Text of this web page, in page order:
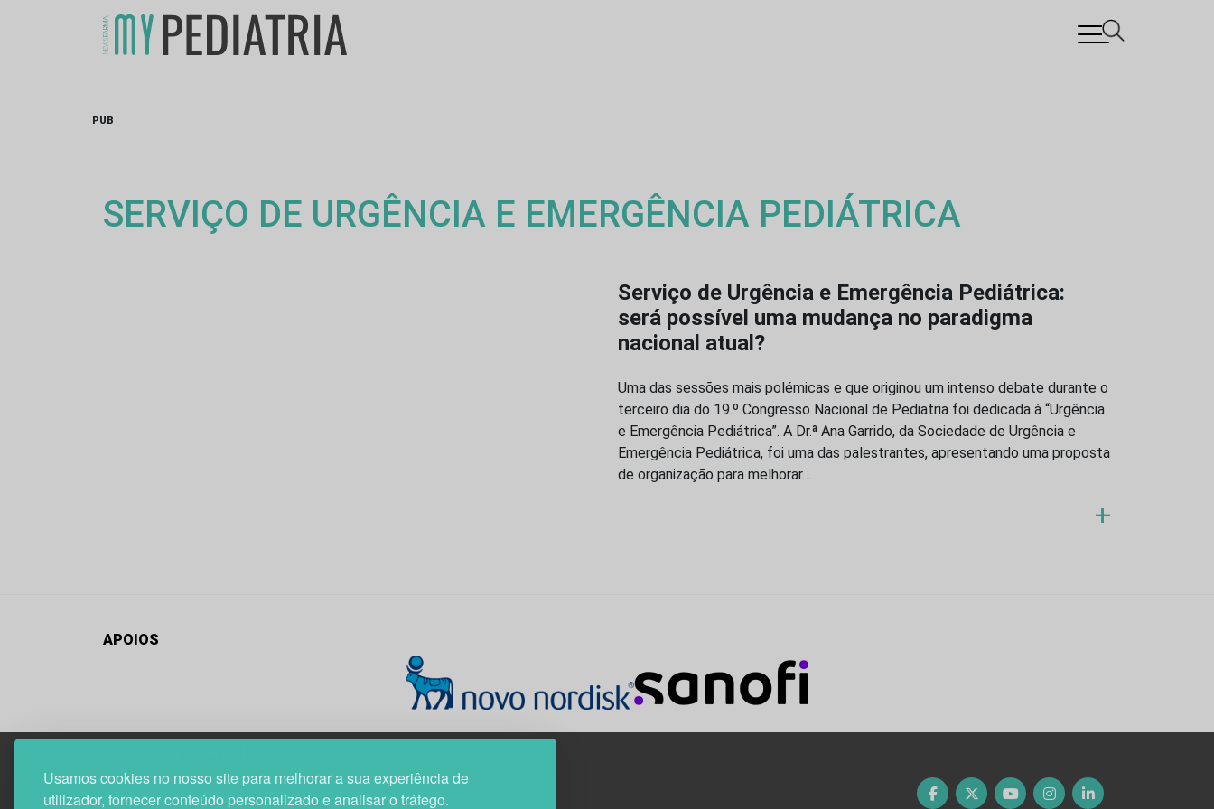
Usamos cookies no nosso site para melhorar a sua experiência de
utilizador, fornecer conteúdo personalizado e analisar o tráfego.
PUB
SERVIÇO DE URGÊNCIA E EMERGÊNCIA PEDIÁTRICA
Serviço de Urgência e Emergência Pediátrica:
será possível uma mudança no paradigma
nacional atual?
Uma das sessões mais polémicas e que originou um intenso debate durante o
terceiro dia do 19.º Congresso Nacional de Pediatria foi dedicada à “Urgência
e Emergência Pediátrica”. A Dr.ª Ana Garrido, da Sociedade de Urgência e
Emergência Pediátrica, foi uma das palestrantes, apresentando uma proposta
de organização para melhorar…
+
APOIOS
Edif. Lisboa Oriente | Av. Infante D. Henrique, n.º 333H, esc. 37